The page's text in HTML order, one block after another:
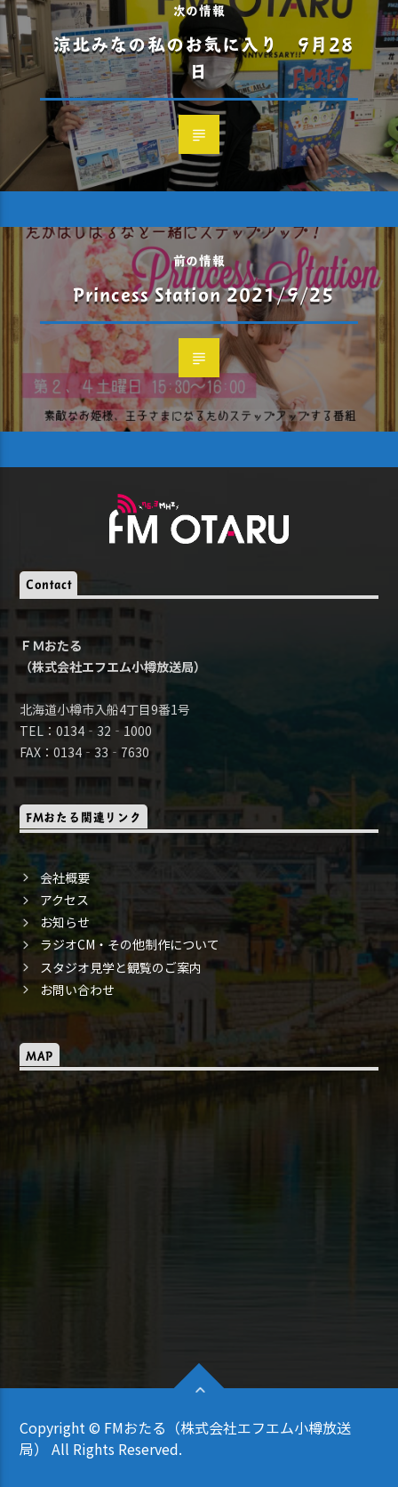
次の情報
涼北みなの私のお気に入り 9月28
日
前の情報
Princess Station 2021/9/25
Contact
ＦＭおたる
（株式会社エフエム小樽放送局）
北海道小樽市入船4丁目9番1号
TEL：0134‐32‐1000
FAX：0134‐33‐7630
FMおたる関連リンク
会社概要
アクセス
お知らせ
ラジオCM・その他制作について
スタジオ見学と観覧のご案内
お問い合わせ
MAP
Copyright © FMおたる（株式会社エフエム小樽放送
局） All Rights Reserved.